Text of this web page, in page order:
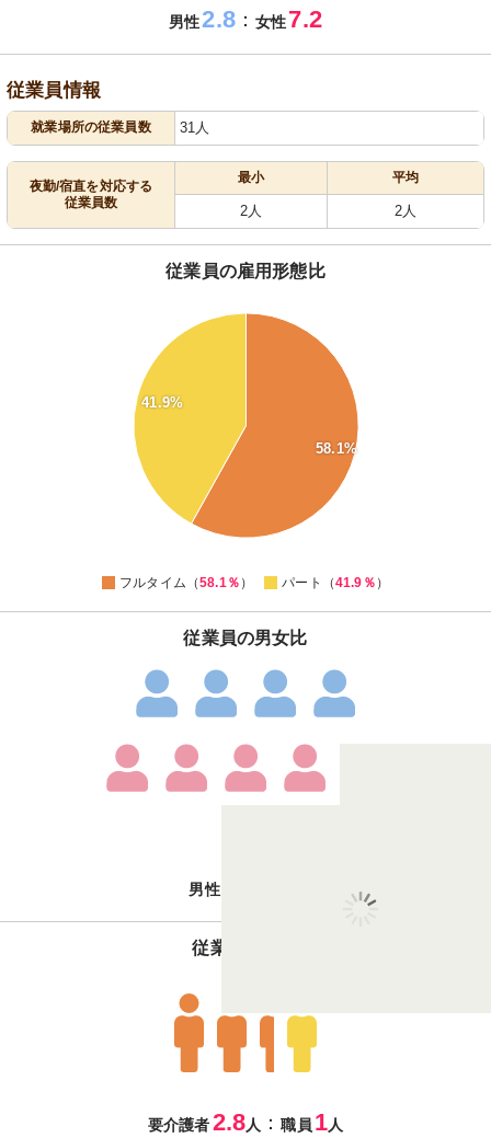
男性2.8：女性7.2
従業員情報
就業場所の従業員数 31人
夜勤/宿直を対応する
従業員数
最小 平均
2人 2人
従業員の雇用形態比
58.1%
41.9%
フルタイム（58.1％ ） パート（41.9％ ）
従業員の男女比
男性
従業員の体制
要介護者2.8人 ：職員 1人